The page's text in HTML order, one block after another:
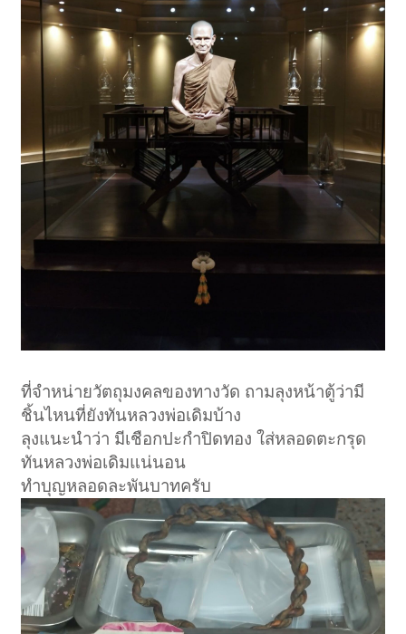
ที่จำหน่ายวัตถุมงคลของทางวัด ถามลุงหน้าตู้ว่ามี
ชิ้นไหนที่ยังทันหลวงพ่อเดิมบ้าง
ลุงแนะนำว่า มีเชือกปะกำปิดทอง ใส่หลอดตะกรุด
ทันหลวงพ่อเดิมแน่นอน
ทำบุญหลอดละพันบาทครับ